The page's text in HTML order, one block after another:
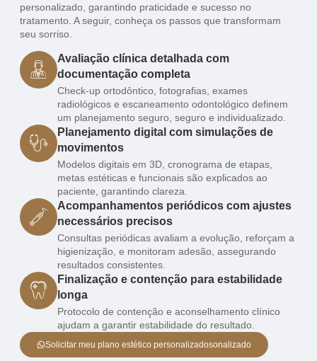
personalizado, garantindo praticidade e sucesso no
tratamento. A seguir, conheça os passos que transformam
seu sorriso.
Avaliação clínica detalhada com
documentação completa
Check-up ortodôntico, fotografias, exames
radiológicos e escaneamento odontológico definem
um planejamento seguro, seguro e individualizado.
Planejamento digital com simulações de
movimentos
Modelos digitais em 3D, cronograma de etapas,
metas estéticas e funcionais são explicados ao
paciente, garantindo clareza.
Acompanhamentos periódicos com ajustes
necessários precisos
Consultas periódicas avaliam a evolução, reforçam a
higienização, e monitoram adesão, assegurando
resultados consistentes.
Finalização e contenção para estabilidade
longa
Protocolo de contenção e aconselhamento clínico
ajudam a garantir estabilidade do resultado.
Solicitar meu plano estético personalizadosonalizado